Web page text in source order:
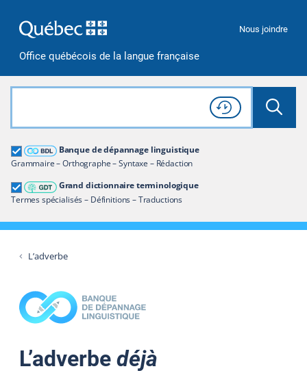
Office québécois de la langue française
Nous joindre
Rechercher dans tout le site
Lancer
Consulter l'
Historique
de recherche
Banque de dépannage linguistique
Grammaire – Orthographe – Syntaxe – Rédaction
Grand dictionnaire terminologique
Termes spécialisés – Définitions – Traductions
Grand dictionnaire terminologique
Restreindre aux termes
L’adverbe
L’adverbe déjà